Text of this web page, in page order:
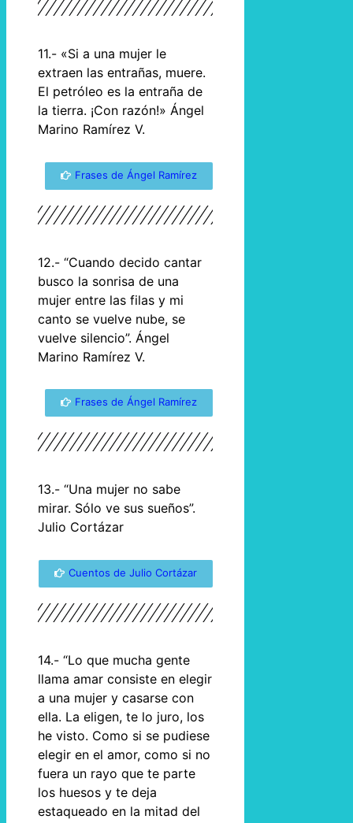
11.- «Si a una mujer le
extraen las entrañas, muere.
El petróleo es la entraña de
la tierra. ¡Con razón!» Ángel
Marino Ramírez V.
Frases de Ángel Ramírez
12.- “Cuando decido cantar
busco la sonrisa de una
mujer entre las filas y mi
canto se vuelve nube, se
vuelve silencio”. Ángel
Marino Ramírez V.
Frases de Ángel Ramírez
13.- “Una mujer no sabe
mirar. Sólo ve sus sueños”.
Julio Cortázar
Cuentos de Julio Cortázar
14.- “Lo que mucha gente
llama amar consiste en elegir
a una mujer y casarse con
ella. La eligen, te lo juro, los
he visto. Como si se pudiese
elegir en el amor, como si no
fuera un rayo que te parte
los huesos y te deja
estaqueado en la mitad del